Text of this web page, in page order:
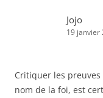
Jojo
19 janvier
Critiquer les preuves
nom de la foi, est